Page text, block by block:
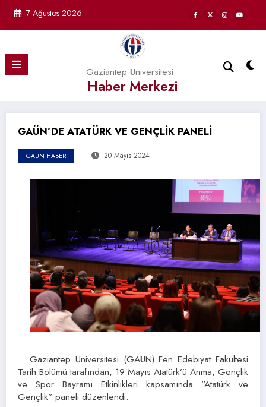
7 Ağustos 2026
Gaziantep Üniversitesi
Haber Merkezi
GAÜN’DE ATATÜRK VE GENÇLİK PANELİ
GAÜN HABER 20 Mayıs 2024
Gaziantep Üniversitesi (GAÜN) Fen Edebiyat Fakültesi
Tarih Bölümü tarafından, 19 Mayıs Atatürk’ü Anma, Gençlik
ve Spor Bayramı Etkinlikleri kapsamında ”Atatürk ve
Gençlik” paneli düzenlendi.